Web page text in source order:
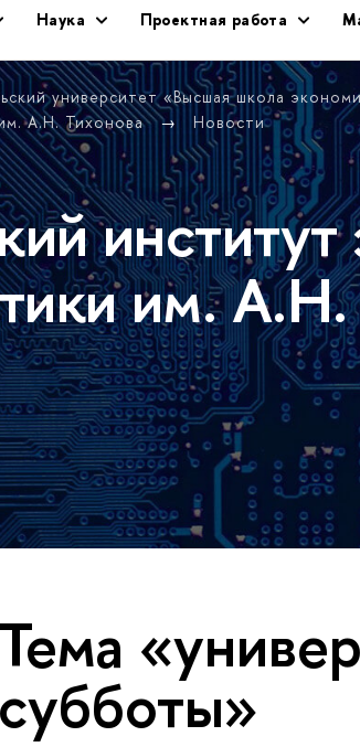
Наука Проектная работа
университет «Высшая школа
А.Н. Тихонова
Новости
институт
им. А.Н.
Тема
субботы»